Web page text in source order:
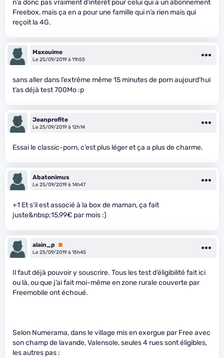
n’a donc pas vraiment d’intérêt pour celui qui a un abonnement
Freebox, mais ça en a pour une famille qui n’a rien mais qui
reçoit la 4G.
Maxouime
Le 25/09/2019 à 11h55
sans aller dans l’extrême même 15 minutes de porn aujourd’hui
t’as déjà test 700Mo :p
Jeanprofite
Le 25/09/2019 à 12h14
Essai le classic-porn, c’est plus léger et ça a plus de charme.
Abatonimus
Le 25/09/2019 à 14h47
+1 Et s’il est associé à la box de maman, ça fait
juste&nbsp;15,99€ par mois :)
alain_p
Premium
Le 25/09/2019 à 15h45
Il faut déjà pouvoir y souscrire. Tous les test d’éligibilité fait ici
ou là, ou que j’ai fait moi-même en zone rurale couverte par
Freemobile ont échoué.
Selon Numerama, dans le village mis en exergue par Free avec
son champ de lavande, Valensole, seules 4 rues sont éligibles,
les autres pas :